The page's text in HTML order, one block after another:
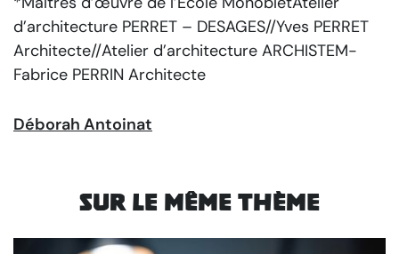
d’architecture PERRET – DESAGES//Yves PERRET
Architecte//Atelier d’architecture ARCHISTEM-
Fabrice PERRIN Architecte
Déborah Antoinat
Sur le même thème